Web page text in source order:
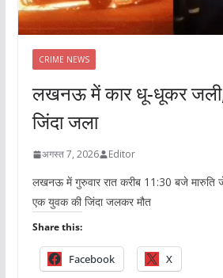
CRIME NEWS
लखनऊ में कार धू-धूकर जली,
जिंदा जला
अगस्त 7, 2026 Editor
लखनऊ में गुरुवार रात करीब 11:30 बजे
एक युवक की जिंदा जलकर मौत
Share this:
Facebook X